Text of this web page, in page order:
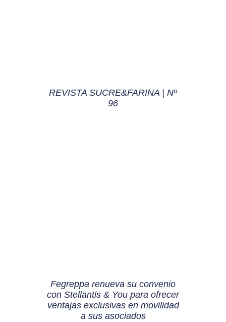
REVISTA SUCRE&FARINA | Nº
96
Fegreppa renueva su convenio
con Stellantis & You para ofrecer
ventajas exclusivas en movilidad
a sus asociados